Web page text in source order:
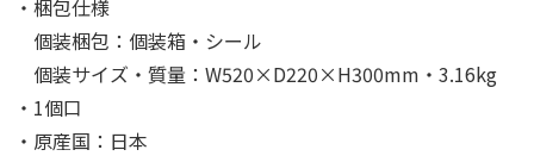
・梱包仕様
個装梱包：個装箱・シール
個装サイズ・質量：W520×D220×H300mm・3.16kg
・1個口
・原産国：日本